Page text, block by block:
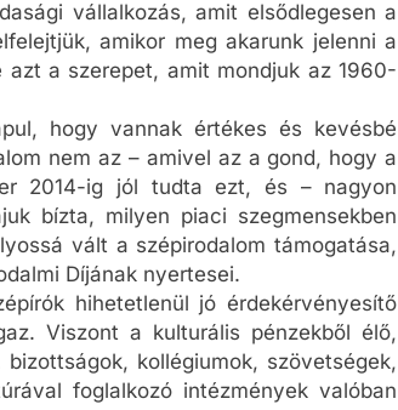
vállalkozás, amit elsődlegesen a
amikor meg akarunk jelenni a
a szerepet, amit mondjuk az 1960-
hogy vannak értékes és kevésbé
nem az – amivel az a gond, hogy a
2014-ig jól tudta ezt, és – nagyon
bízta, milyen piaci szegmensekben
vált a szépirodalom támogatása,
Díjának nyertesei.
hihetetlenül jó érdekérvényesítő
Viszont a kulturális pénzekből élő,
kollégiumok, szövetségek,
foglalkozó intézmények valóban